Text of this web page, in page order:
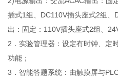
插式1组、DC110V插头座式2组
出：固定：110V插头座式2组、
2．实验管理器：设定有时钟、定
功能；
3．智能答题系统：由触摸屏与